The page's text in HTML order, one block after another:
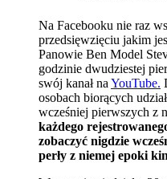
Na Facebooku nie raz
przedsięwzięciu jakim
Panowie Ben Model
godzinie dwudziestej
swój kanał na YouTube.
osobach biorących
wcześniej pierwszych z
każdego
zobaczyć nigdzie
perły z niemej epoki